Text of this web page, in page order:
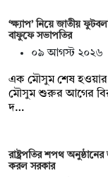
‘ক্ষ্যাপ’ নিয়ে জাতীয়
বাফুফে সভাপতির
০৯ আগস্ট ২০২৬
এক মৌসুম শেষ
মৌসুম শুরুর আগের
দ…
রাষ্ট্রপতির শপথ
করল সরকার